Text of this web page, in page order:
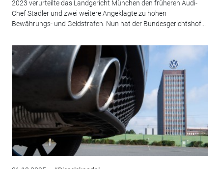
2023 verurteilte das Landgericht München den früheren Audi-
Chef Stadler und zwei weitere Angeklagte zu hohen
Bewährungs- und Geldstrafen. Nun hat der Bundesgerichtshof...